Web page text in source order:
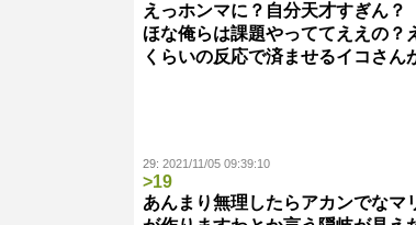
えっホンマに？自分天才すぎん？
ほな俺らは課題やっててええの
くらいの反応で済ませるイコさん
29: 2021/11/05 09:39:10
>19
あんまり無理したらアカンでな